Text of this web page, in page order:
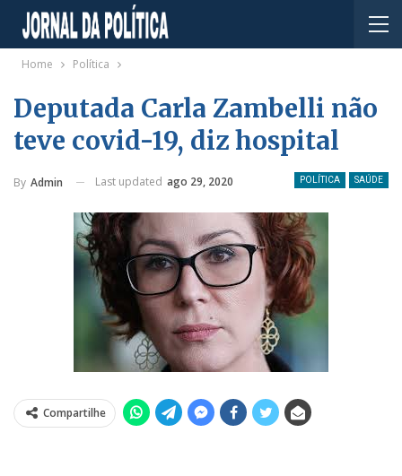
Home Política
Deputada Carla Zambelli não
teve covid-19, diz hospital
POLÍTICA SAÚDE
By Admin Last updated ago 29, 2020
Compartilhe